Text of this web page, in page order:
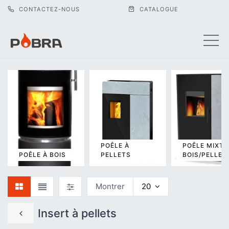
CONTACTEZ-NOUS CATALOGUE
Insert à pellets
Montrer 20
POÊLE À BOIS
POÊLE À
PELLETS
POÊLE
BOIS/